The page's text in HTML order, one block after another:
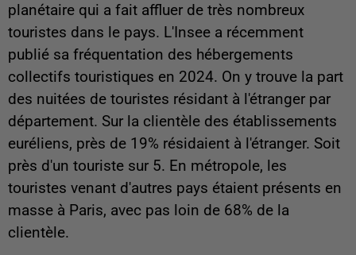
planétaire qui a fait affluer de très nombreux
touristes dans le pays. L'Insee a récemment
publié sa fréquentation des hébergements
collectifs touristiques en 2024. On y trouve la part
des nuitées de touristes résidant à l'étranger par
département. Sur la clientèle des établissements
euréliens, près de 19% résidaient à l'étranger. Soit
près d'un touriste sur 5. En métropole, les
touristes venant d'autres pays étaient présents en
masse à Paris, avec pas loin de 68% de la
clientèle.